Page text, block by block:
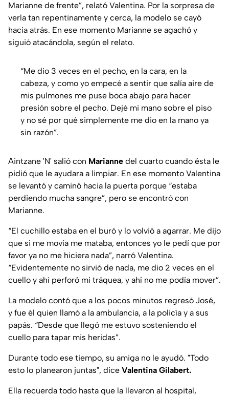
Marianne de frente”, relató Valentina. Por la sorpresa de
verla tan repentinamente y cerca, la modelo se cayó
hacia atrás. En ese momento Marianne se agachó y
siguió atacándola, según el relato.
“Me dio 3 veces en el pecho, en la cara, en la
cabeza, y como yo empecé a sentir que salía aire de
mis pulmones me puse boca abajo para hacer
presión sobre el pecho. Dejé mi mano sobre el piso
y no sé por qué simplemente me dio en la mano ya
sin razón”.
Aintzane 'N' salió con Marianne del cuarto cuando ésta le
pidió que le ayudara a limpiar. En ese momento Valentina
se levantó y caminó hacia la puerta porque “estaba
perdiendo mucha sangre”, pero se encontró con
Marianne.
“El cuchillo estaba en el buró y lo volvió a agarrar. Me dijo
que si me movía me mataba, entonces yo le pedí que por
favor ya no me hiciera nada”, narró Valentina.
“Evidentemente no sirvió de nada, me dio 2 veces en el
cuello y ahí perforó mi tráquea, y ahí no me podía mover”.
La modelo contó que a los pocos minutos regresó José,
y fue él quien llamó a la ambulancia, a la policía y a sus
papás. “Desde que llegó me estuvo sosteniendo el
cuello para tapar mis heridas”.
Durante todo ese tiempo, su amiga no le ayudó. "Todo
esto lo planearon juntas", dice Valentina Gilabert.
Ella recuerda todo hasta que la llevaron al hospital,